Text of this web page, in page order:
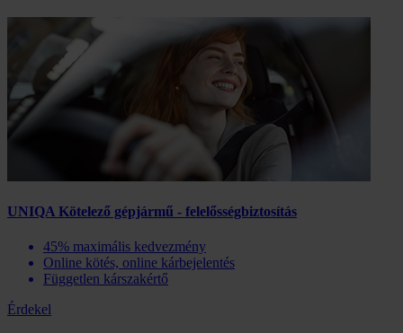
UNIQA Kötelező gépjármű - felelősségbiztosítás
45% maximális kedvezmény
Online kötés, online kárbejelentés
Független kárszakértő
Érdekel